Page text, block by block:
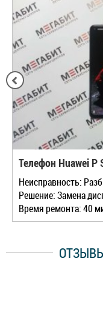
Телефон Huawei P
Неисправность:
Решение: Замена
Время ремонта: 40